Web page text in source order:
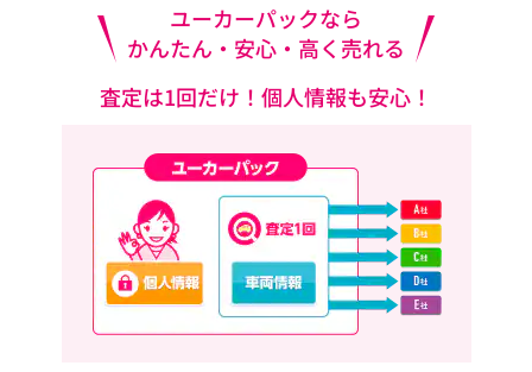
ユーカーパックなら
かんたん・安心・高く売れる
査定は1回だけ！個人情報も安心！